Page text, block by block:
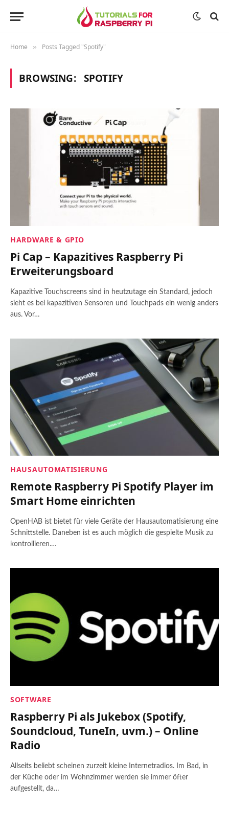
Home » Posts Tagged "Spotify"
BROWSING: SPOTIFY
HARDWARE & GPIO
Pi Cap – Kapazitives Raspberry Pi
Erweiterungsboard
Kapazitive Touchscreens sind in heutzutage ein Standard, jedoch
sieht es bei kapazitiven Sensoren und Touchpads ein wenig anders
aus. Vor…
HAUSAUTOMATISIERUNG
Remote Raspberry Pi Spotify Player im
Smart Home einrichten
OpenHAB ist bietet für viele Geräte der Hausautomatisierung eine
Schnittstelle. Daneben ist es auch möglich die gespielte Musik zu
kontrollieren.…
SOFTWARE
Raspberry Pi als Jukebox (Spotify,
Soundcloud, TuneIn, uvm.) – Online
Radio
Allseits beliebt scheinen zurzeit kleine Internetradios. Im Bad, in
der Küche oder im Wohnzimmer werden sie immer öfter
aufgestellt, da…